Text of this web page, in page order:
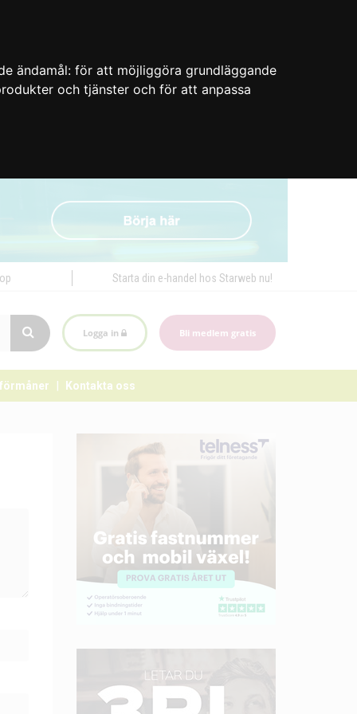
ändamål: för att möjliggöra grundläggande
och tjänster och för att anpassa
Starta din e-handel hos Starweb nu!
Logga in Bli medlem gratis
Kontakta oss